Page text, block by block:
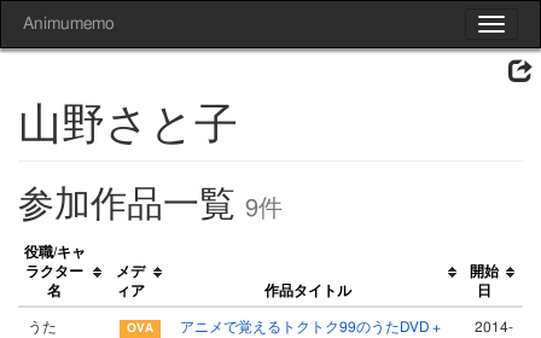
Toggle
Animumemo
山野さと子
参加作品一覧 9件
役職/キャ
ラクター
名
メデ
ィア
作品タイトル
開始
日
うた
アニメで覚えるトクトク99のうたDVD +
2014-